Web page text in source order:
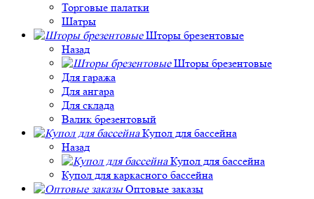
Торговые палатки
Шатры
Шторы брезентовые
Назад
Шторы брезентовые
Для гаража
Для ангара
Для склада
Валик брезентовый
Купол для бассейна
Назад
Купол для бассейна
Купол для каркасного бассейна
Оптовые заказы